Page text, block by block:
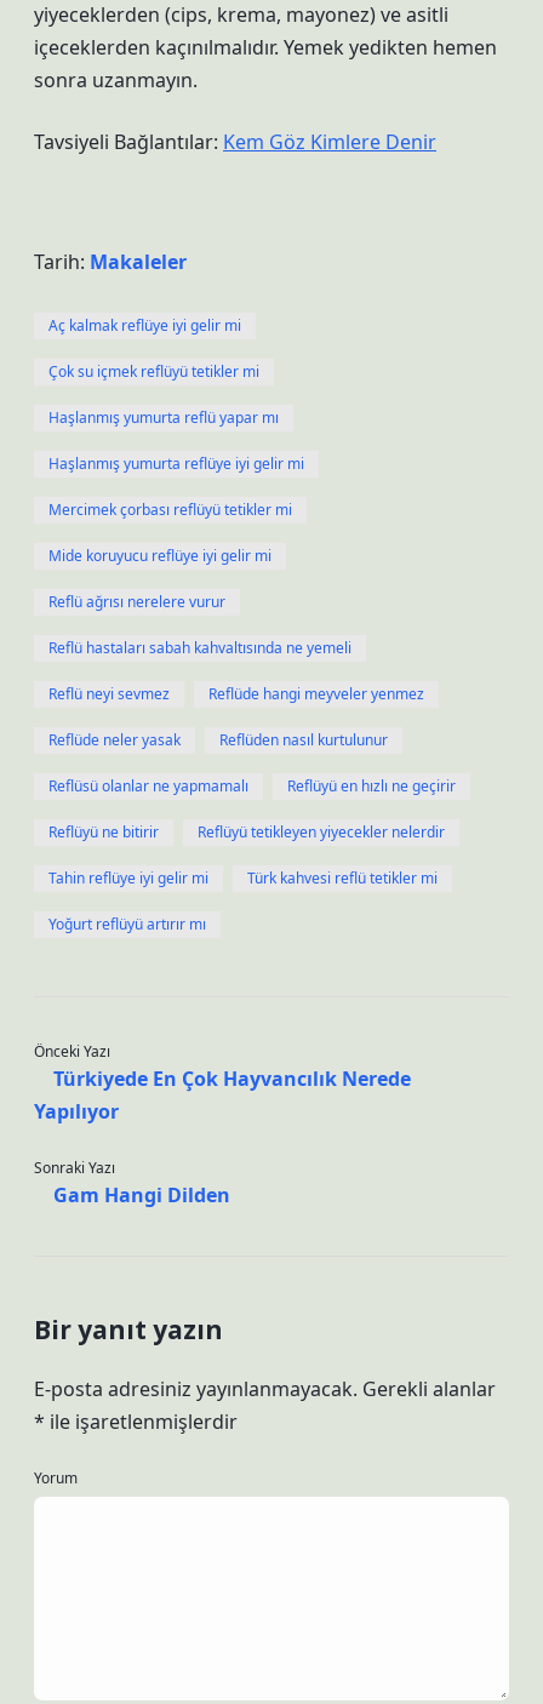
yiyeceklerden (cips, krema, mayonez) ve asitli
içeceklerden kaçınılmalıdır. Yemek yedikten hemen
sonra uzanmayın.
Tavsiyeli Bağlantılar: Kem Göz Kimlere Denir
Tarih: Makaleler
Aç kalmak reflüye iyi gelir mi
Çok su içmek reflüyü tetikler mi
Haşlanmış yumurta reflü yapar mı
Haşlanmış yumurta reflüye iyi gelir mi
Mercimek çorbası reflüyü tetikler mi
Mide koruyucu reflüye iyi gelir mi
Reflü ağrısı nerelere vurur
Reflü hastaları sabah kahvaltısında ne yemeli
Reflü neyi sevmez Reflüde hangi meyveler yenmez
Reflüde neler yasak Reflüden nasıl kurtulunur
Reflüsü olanlar ne yapmamalı Reflüyü en hızlı ne geçirir
Reflüyü ne bitirir Reflüyü tetikleyen yiyecekler nelerdir
Tahin reflüye iyi gelir mi Türk kahvesi reflü tetikler mi
Yoğurt reflüyü artırır mı
Önceki Yazı
Türkiyede En Çok Hayvancılık Nerede
Yapılıyor
Sonraki Yazı
Gam Hangi Dilden
Bir yanıt yazın
E-posta adresiniz yayınlanmayacak. Gerekli alanlar
* ile işaretlenmişlerdir
Yorum